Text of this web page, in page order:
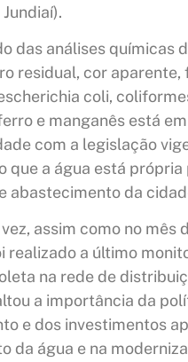
das análises químicas
residual, cor aparente,
coli,
e manganês está em
com a legislação
que a água está própria
abastecimento da
assim como no mês
realizado a último
na rede de
a importância da
e dos investimentos
da água e na